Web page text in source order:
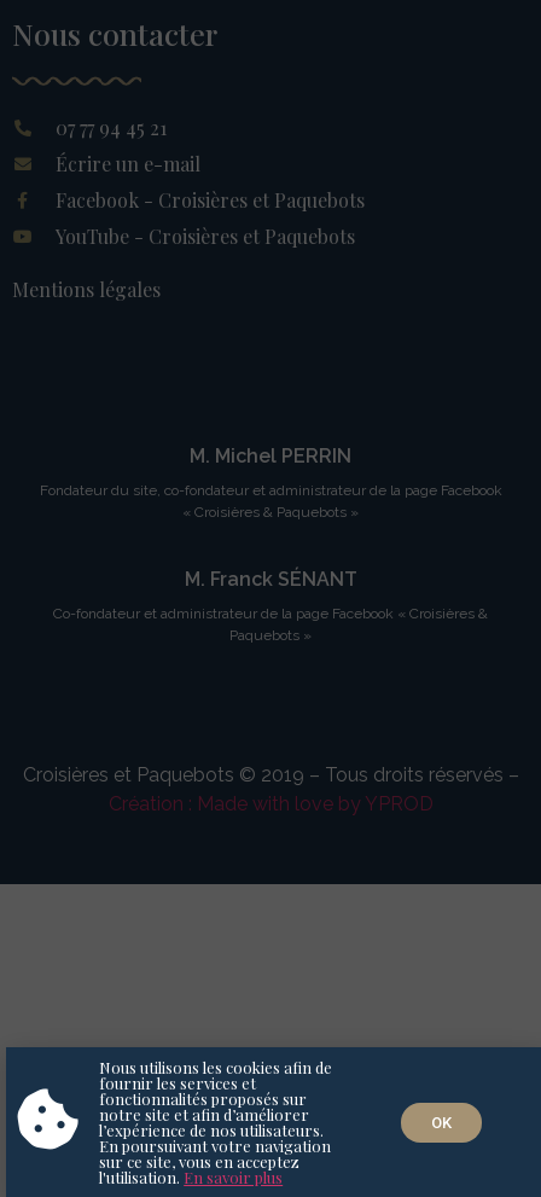
Nous contacter
07 77 94 45 21
Écrire un e-mail
Facebook - Croisières et Paquebots
YouTube - Croisières et Paquebots
Mentions légales
M. Michel PERRIN
Fondateur du site, co-fondateur et administrateur de la page Facebook
« Croisières & Paquebots »
M. Franck SÉNANT
Co-fondateur et administrateur de la page Facebook « Croisières &
Paquebots »
Croisières et Paquebots © 2019 – Tous droits réservés –
Création : Made with love by YPROD
Nous utilisons les cookies afin de
fournir les services et
fonctionnalités proposés sur
notre site et afin d’améliorer
l’expérience de nos utilisateurs.
En poursuivant votre navigation
sur ce site, vous en acceptez
l'utilisation. En savoir plus
OK